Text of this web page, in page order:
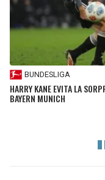
BUNDESLIGA
HARRY KANE EVITA LA
BAYERN MUNICH